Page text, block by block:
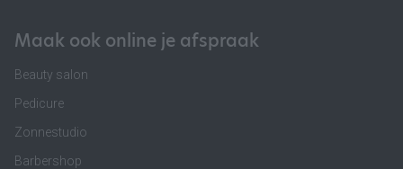
Maak ook online je afspraak
Beauty salon
Pedicure
Zonnestudio
Barbershop